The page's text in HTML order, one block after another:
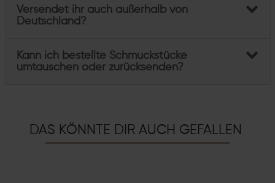
Versendet ihr auch außerhalb von
Deutschland?
Kann ich bestellte Schmuckstücke
umtauschen oder zurücksenden?
DAS KÖNNTE DIR AUCH GEFALLEN